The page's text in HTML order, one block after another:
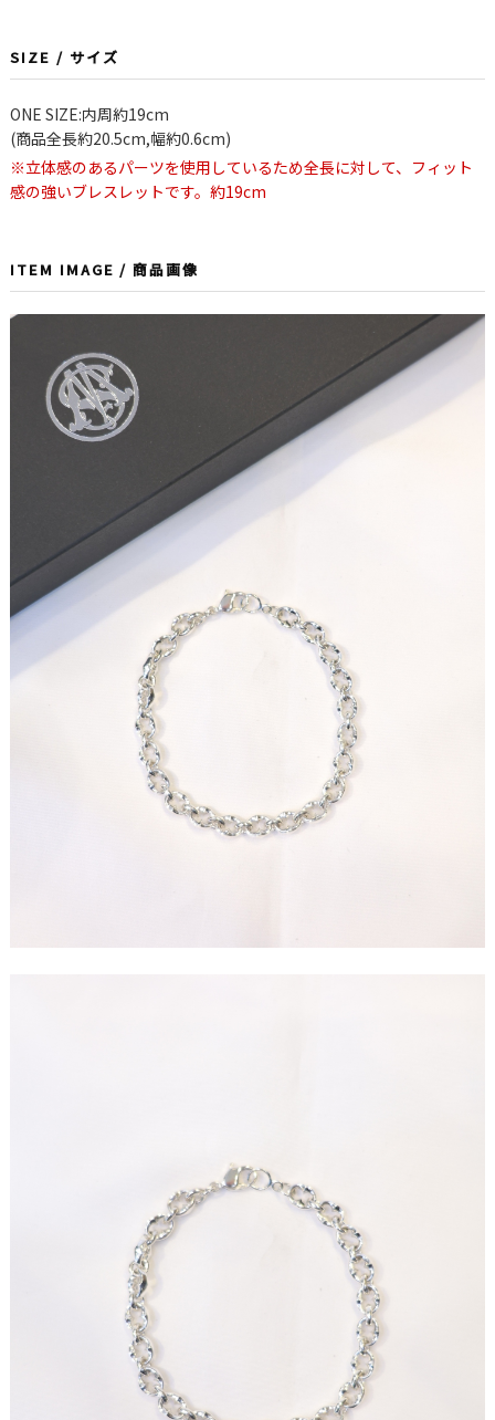
SIZE / サイズ
ONE SIZE:内周約19cm
(商品全長約20.5cm,幅約0.6cm)
※立体感のあるパーツを使用しているため全長に対して、フィット
感の強いブレスレットです。約19cm
ITEM IMAGE / 商品画像